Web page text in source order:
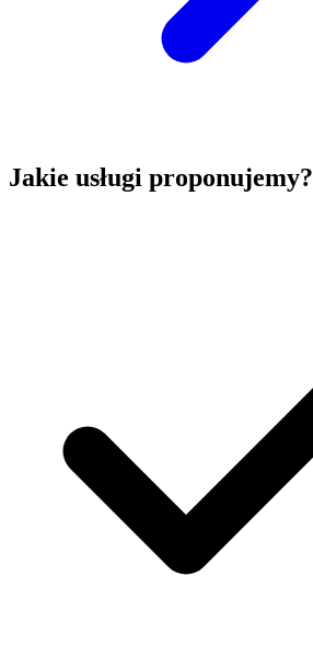
Jakie usługi proponujemy?